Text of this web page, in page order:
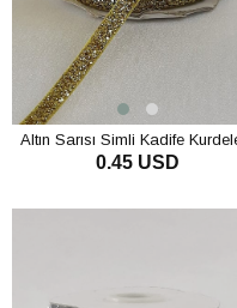
Altın Sarısı Simli Kadife
mm
0.45 USD